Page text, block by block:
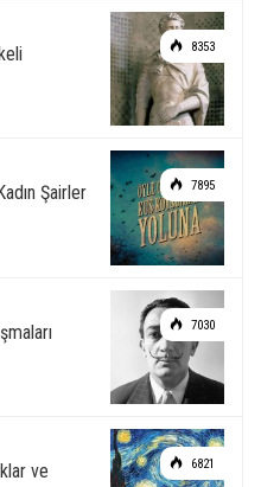
8353
7895
Şairler
7030
6821
ve